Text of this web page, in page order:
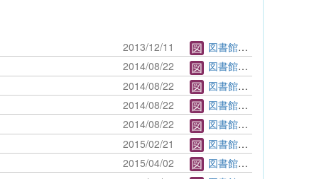
2013/12/11 図書館管理者
2014/08/22 図書館管理者
2014/08/22 図書館管理者
2014/08/22 図書館管理者
2014/08/22 図書館管理者
2015/02/21 図書館管理者
2015/04/02 図書館管理者